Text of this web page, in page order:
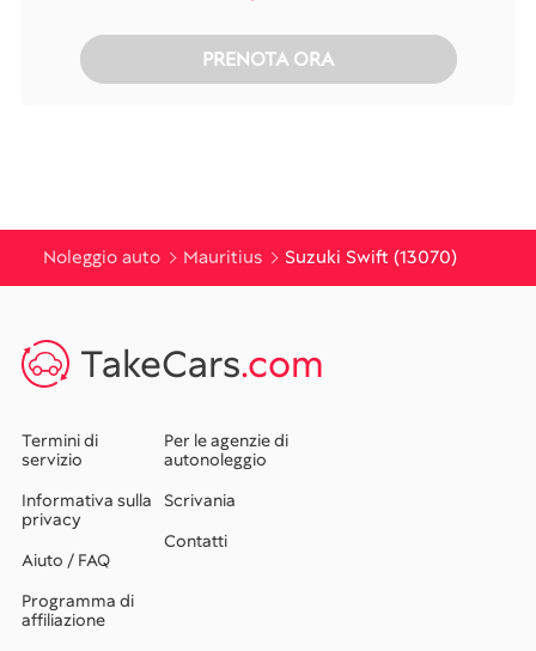
PRENOTA ORA
Noleggio auto Mauritius Suzuki Swift (13070)
TakeCars.com
Termini di
servizio
Informativa sulla
privacy
Aiuto / FAQ
Programma di
affiliazione
Per le agenzie di
autonoleggio
Scrivania
Contatti